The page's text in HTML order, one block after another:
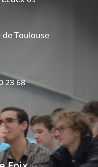
de Toulouse
23 68